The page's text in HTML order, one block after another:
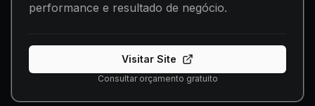
performance e resultado de negócio.
Visitar Site
Consultar orçamento gratuito